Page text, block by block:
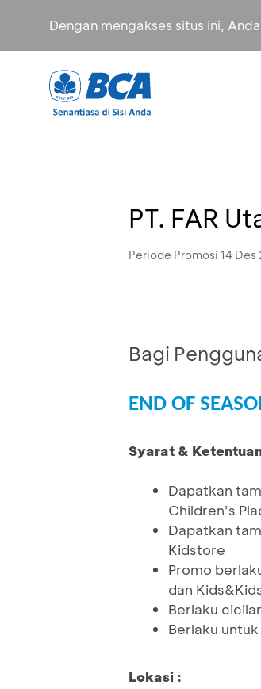
Dengan mengakses situs ini,
PT. FAR
Periode Promosi 14
Bagi
END OF
Syarat &
Dapatkan
Children’s
Dapatkan
Kidstore
Promo
dan
Berlaku
Berlaku
Lokasi :